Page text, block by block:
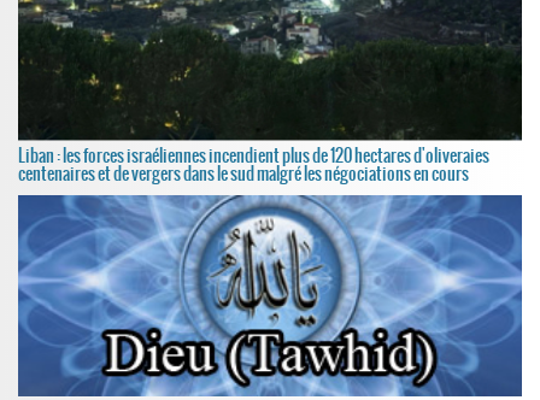
Liban : les forces israéliennes incendient plus de 120 hectares d'oliveraies
centenaires et de vergers dans le sud malgré les négociations en cours